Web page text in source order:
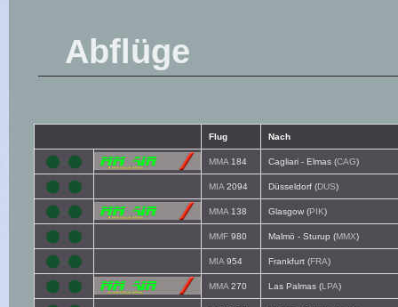
Abflüge
Flug Nach
MMA 184 Cagliari - Elmas (CAG)
MIA 2094 Düsseldorf (DUS)
MMA 138 Glasgow (PIK)
MMF 980 Malmö - Sturup (MMX)
MIA 954 Frankfurt (FRA)
MMA 270 Las Palmas (LPA)